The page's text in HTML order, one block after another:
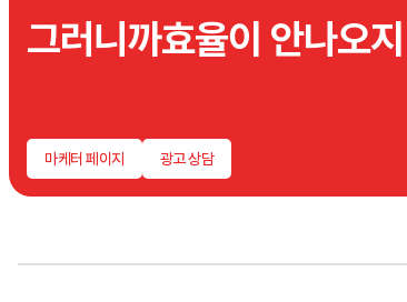
그러니까효율이 안나오지
마케터 페이지 광고 상담